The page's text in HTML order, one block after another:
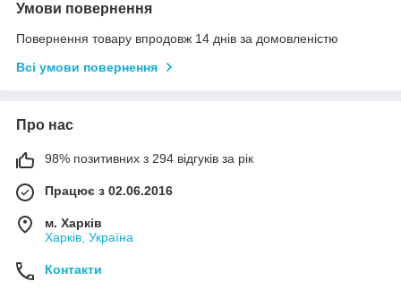
Умови повернення
Повернення товару впродовж 14 днів за домовленістю
Всі умови повернення
Про нас
98% позитивних з 294 відгуків за рік
Працює з 02.06.2016
м. Харків
Харків, Україна
Контакти